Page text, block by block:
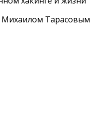
Михаилом Тарасовым